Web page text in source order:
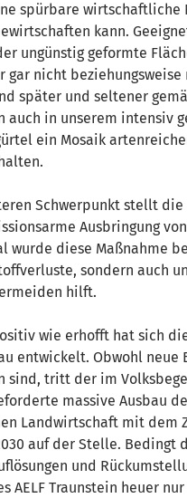
spürbare wirtschaftliche
kann.
ungünstig geformte
gar nicht
später und seltener
auch in unserem intensiv
ein Mosaik
Schwerpunkt stellt die
Ausbringung
wurde diese Maßnahme
sondern auch
hilft.
wie erhofft hat sich
entwickelt. Obwohl neue
sind, tritt der im
massive Ausbau
Landwirtschaft mit dem
auf der Stelle. Bedingt
und
AELF Traunstein heuer